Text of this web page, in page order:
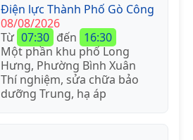
Điện lực Thành Phố Gò Công
08/08/2026
Từ 07:30 đến 16:30
Một phần khu phố Long
Hưng, Phường Bình Xuân
Thí nghiệm, sửa chữa bảo
dưỡng Trung, hạ áp